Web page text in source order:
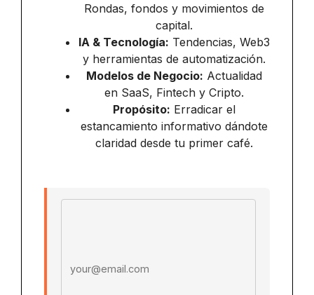
Rondas, fondos y movimientos de
capital.
IA & Tecnología: Tendencias, Web3
y herramientas de automatización.
Modelos de Negocio: Actualidad
en SaaS, Fintech y Cripto.
Propósito: Erradicar el
estancamiento informativo dándote
claridad desde tu primer café.